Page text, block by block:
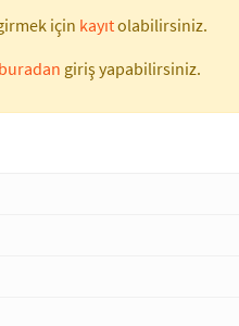
için kayıtolabilirsiniz.
buradan giriş yapabilirsiniz.